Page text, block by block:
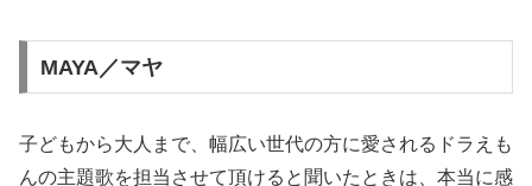
MAYA／マヤ
子どもから大人まで、幅広い世代の方に愛されるドラえも
んの主題歌を担当させて頂けると聞いたときは、本当に感